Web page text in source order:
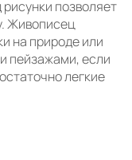
позволяет
Живописец
на природе или
пейзажами, если
легкие